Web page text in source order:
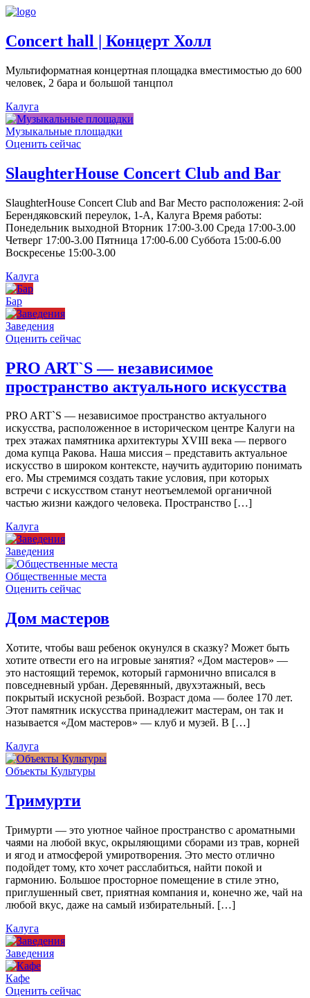
Concert hall | Концерт Холл
Мультиформатная концертная площадка вместимостью до 600
человек, 2 бара и большой танцпол
Калуга
Музыкальные площадки
Оценить сейчас
SlaughterHouse Concert Club and Bar
SlaughterHouse Concert Club and Bar Место расположения: 2-ой
Берендяковский переулок, 1-А, Калуга Время работы:
Понедельник выходной Вторник 17:00-3.00 Среда 17:00-3.00
Четверг 17:00-3.00 Пятница 17:00-6.00 Суббота 15:00-6.00
Воскресенье 15:00-3.00
Калуга
Бар
Заведения
Оценить сейчас
PRO ART`S — независимое
пространство актуального искусства
PRO ART`S — независимое пространство актуального
искусства, расположенное в историческом центре Калуги на
трех этажах памятника архитектуры XVIII века — первого
дома купца Ракова. Наша миссия – представить актуальное
искусство в широком контексте, научить аудиторию понимать
его. Мы стремимся создать такие условия, при которых
встречи с искусством станут неотъемлемой органичной
частью жизни каждого человека. Пространство […]
Калуга
Заведения
Общественные места
Оценить сейчас
Дом мастеров
Хотите, чтобы ваш ребенок окунулся в сказку? Может быть
хотите отвести его на игровые занятия? «Дом мастеров» —
это настоящий теремок, который гармонично вписался в
повседневный урбан. Деревянный, двухэтажный, весь
покрытый искусной резьбой. Возраст дома — более 170 лет.
Этот памятник искусства принадлежит мастерам, он так и
называется «Дом мастеров» — клуб и музей. В […]
Калуга
Объекты Культуры
Тримурти
Тримурти — это уютное чайное пространство с ароматными
чаями на любой вкус, окрыляющими сборами из трав, корней
и ягод и атмосферой умиротворения. Это место отлично
подойдет тому, кто хочет расслабиться, найти покой и
гармонию. Большое просторное помещение в стиле этно,
приглушенный свет, приятная компания и, конечно же, чай на
любой вкус, даже на самый избирательный. […]
Калуга
Заведения
Кафе
Оценить сейчас